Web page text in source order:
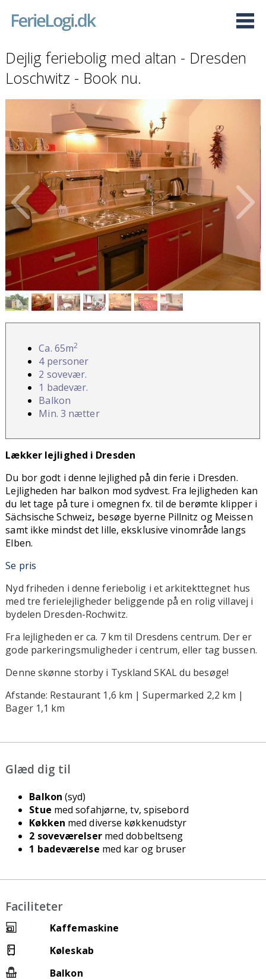
Dejlig feriebolig med altan - Dresden
Loschwitz - Book nu.
Ca. 65m2
4 personer
2 sovevær.
1 badevær.
Balkon
Min. 3 nætter
Lækker lejlighed i Dresden
Du bor godt i denne lejlighed på din ferie i Dresden.
Lejligheden har balkon mod sydvest. Fra lejligheden kan
du let tage på ture i omegnen fx. til de berømte klipper i
Sächsische Schweiz, besøge byerne Pillnitz og Meissen
samt ikke mindst det lille, eksklusive vinområde langs
Elben.
Se pris
Nyd friheden i denne feriebolig i et arkitekttegnet hus
med tre ferielejligheder beliggende på en rolig villavej i
bydelen Dresden-Rochwitz.
Fra lejligheden er ca. 7 km til Dresdens centrum. Der er
gode parkeringsmuligheder i centrum, eller tag bussen.
Denne skønne storby i Tyskland SKAL du besøge!
Afstande: Restaurant 1,6 km | Supermarked 2,2 km |
Bager 1,1 km
Glæd dig til
Balkon (syd)
Stue med sofahjørne, tv, spisebord
Køkken med diverse køkkenudstyr
2 soveværelsermed dobbeltseng
1 badeværelse med kar og bruser
Faciliteter
Kaffemaskine
Køleskab
Balkon